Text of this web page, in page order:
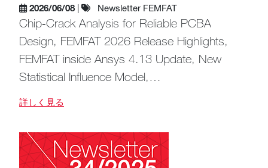
2026/06/08 | Newsletter FEMFAT
Chip‑Crack Analysis for Reliable PCBA
Design, FEMFAT 2026 Release Highlights,
FEMFAT inside Ansys 4.13 Update, New
Statistical Influence Model,…
詳しく見る